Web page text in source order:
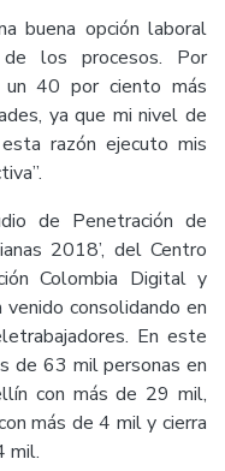
buena opción laboral
de los procesos. Por
un 40 por ciento más
ya que mi nivel de
razón ejecuto mis
de Penetración de
2018’, del Centro
Colombia Digital y
consolidando en
En este
de 63 mil personas en
con más de 29 mil,
más de 4 mil y cierra
mil.